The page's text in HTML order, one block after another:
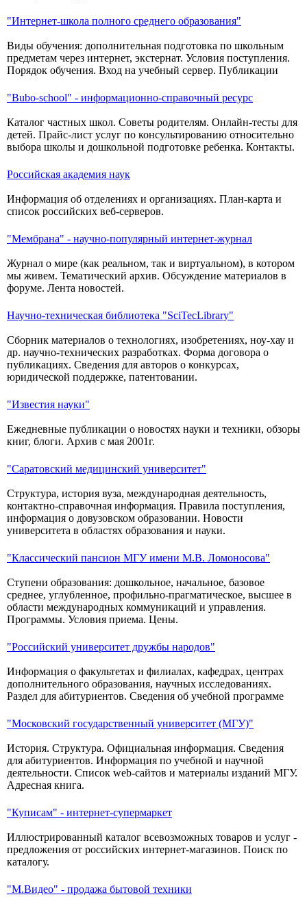
"Интернет-школа полного среднего образования"
Виды обучения: дополнительная подготовка по школьным
предметам через интернет, экстернат. Условия поступления.
Порядок обучения. Вход на учебный сервер. Публикации
"Bubo-school" - информационно-справочный ресурс
Каталог частных школ. Советы родителям. Онлайн-тесты для
детей. Прайс-лист услуг по консультированию относительно
выбора школы и дошкольной подготовке ребенка. Контакты.
Российская академия наук
Информация об отделениях и организациях. План-карта и
список российских веб-серверов.
"Мембрана" - научно-популярный интернет-журнал
Журнал о мире (как реальном, так и виртуальном), в котором
мы живем. Тематический архив. Обсуждение материалов в
форуме. Лента новостей.
Научно-техническая библиотека "SciTecLibrary"
Сборник материалов о технологиях, изобретениях, ноу-хау и
др. научно-технических разработках. Форма договора о
публикациях. Сведения для авторов о конкурсах,
юридической поддержке, патентовании.
"Известия науки"
Ежедневные публикации о новостях науки и техники, обзоры
книг, блоги. Архив с мая 2001г.
"Саратовский медицинский университет"
Структура, история вуза, международная деятельность,
контактно-справочная информация. Правила поступления,
информация о довузовском образовании. Новости
университета в областях образования и науки.
"Классический пансион МГУ имени М.В. Ломоносова"
Ступени образования: дошкольное, начальное, базовое
среднее, углубленное, профильно-прагматическое, высшее в
области международных коммуникаций и управления.
Программы. Условия приема. Цены.
"Российский университет дружбы народов"
Информация о факультетах и филиалах, кафедрах, центрах
дополнительного образования, научных исследованиях.
Раздел для абитуриентов. Сведения об учебной программе
"Московский государственный университет (МГУ)"
История. Структура. Официальная информация. Сведения
для абитуриентов. Информация по учебной и научной
деятельности. Список web-сайтов и материалы изданий МГУ.
Адресная книга.
"Куписам" - интернет-супермаркет
Иллюстрированный каталог всевозможных товаров и услуг -
предложения от российских интернет-магазинов. Поиск по
каталогу.
"М.Видео" - продажа бытовой техники